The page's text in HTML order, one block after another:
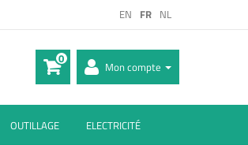
EN FR NL
Mon compte
0
OUTILLAGE ELECTRICITÉ